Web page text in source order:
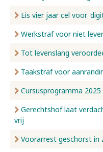
Eis vier jaar cel voor
Werkstraf voor niet
Tot levenslang
Taakstraf voor
Cursusprogramma 2025
Gerechtshof laat
vrij
Voorarrest geschorst in